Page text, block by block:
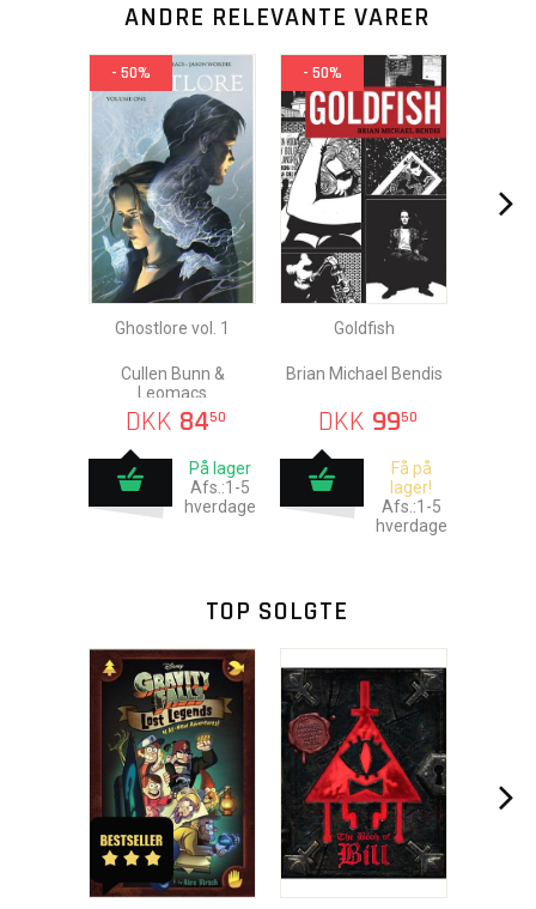
ANDRE RELEVANTE VARER
- 50%
Ghostlore vol. 1
Cullen Bunn &
Leomacs
DKK 8450
På lager
Afs.:1-5
hverdage
- 50%
Goldfish
Brian Michael Bendis
DKK 9950
Få på
lager!
Afs.:1-5
hverdage
TOP SOLGTE